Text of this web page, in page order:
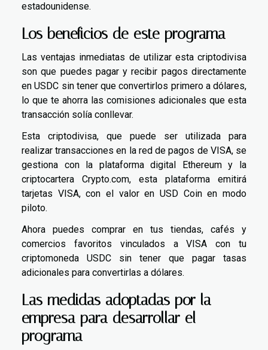
estadounidense.
Los beneficios de este programa
Las ventajas inmediatas de utilizar esta criptodivisa
son que puedes pagar y recibir pagos directamente
en USDC sin tener que convertirlos primero a dólares,
lo que te ahorra las comisiones adicionales que esta
transacción solía conllevar.
Esta criptodivisa, que puede ser utilizada para
realizar transacciones en la red de pagos de VISA, se
gestiona con la plataforma digital Ethereum y la
criptocartera Crypto.com, esta plataforma emitirá
tarjetas VISA, con el valor en USD Coin en modo
piloto.
Ahora puedes comprar en tus tiendas, cafés y
comercios favoritos vinculados a VISA con tu
criptomoneda USDC sin tener que pagar tasas
adicionales para convertirlas a dólares.
Las medidas adoptadas por la
empresa para desarrollar el
programa